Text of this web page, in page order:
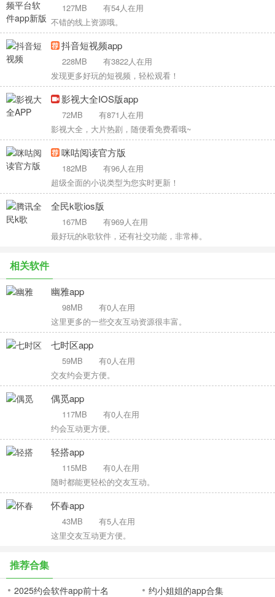
127MB
有54人在用
不错的线上资源哦。
抖音短视频app
228MB
有3822人在用
发现更多好玩的短视频，轻松观看！
影视大全IOS版app
72MB
有871人在用
影视大全，大片热剧，随便看免费看哦~
咪咕阅读官方版
182MB
有96人在用
超级全面的小说类型为您实时更新！
全民k歌ios版
167MB
有969人在用
最好玩的k歌软件，还有社交功能，非常棒。
相关软件
幽雅app
98MB
有0人在用
这里更多的一些交友互动资源很丰富。
七时区app
59MB
有0人在用
交友约会更方便。
偶觅app
117MB
有0人在用
约会互动更方便。
轻搭app
115MB
有0人在用
随时都能更轻松的交友互动。
怀春app
43MB
有5人在用
这里交友互动更方便。
推荐合集
2025约会软件app前十名
约小姐姐的app合集